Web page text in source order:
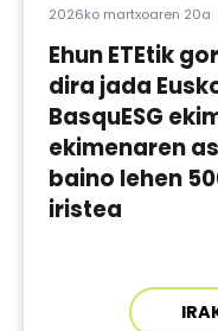
2026ko martxoaren 20a
Ehun ETEtik
dira jada
BasquESG
ekimenaren
baino lehen
iristea